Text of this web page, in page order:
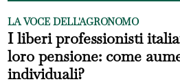
LA VOCE DELL'AGRONOMO
I liberi professionisti
loro pensione: come
individuali?